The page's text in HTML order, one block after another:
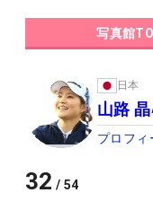
写真館
日本
山路 晶
プロフィ
32 /54